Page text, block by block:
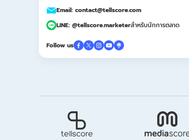
Email: contact@tellscore.com
LINE: @tellscore.marketerสำหรับนักการตลาด
Follow us